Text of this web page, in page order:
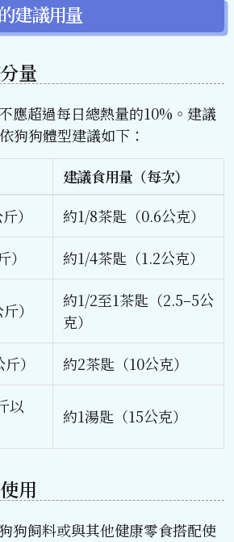
建議用量
量
應超過每日總熱量的10%。建議
狗狗體型建議如下：
建議食用量（每次）
）
約1/8茶匙（0.6公克）
約1/4茶匙（1.2公克）
）
約1/2至1茶匙（2.5–5公
克）
）
約2茶匙（10公克）
以
約1湯匙（15公克）
用
狗飼料或與其他健康零食搭配使